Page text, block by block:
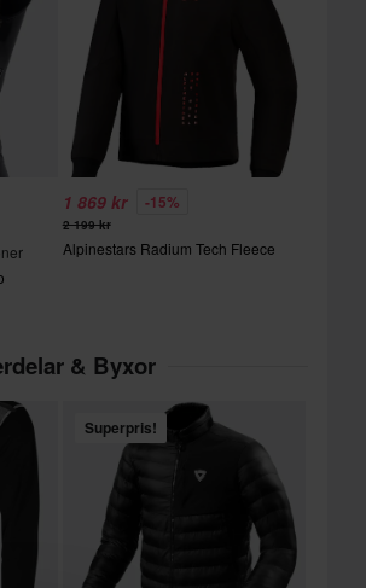
1 869 kr -15%
2 199 kr
Alpinestars Radium Tech Fleece
& Byxor
Superpris!